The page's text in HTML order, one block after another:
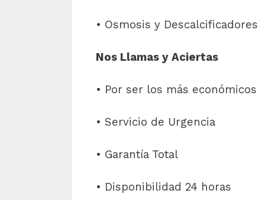
• Osmosis y Descalcificadores
Nos Llamas y Aciertas
• Por ser los más económicos
• Servicio de Urgencia
• Garantía Total
• Disponibilidad 24 horas